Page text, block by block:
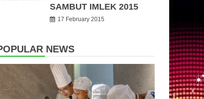
SAMBUT IMLEK 2015
17 February 2015
NEWS